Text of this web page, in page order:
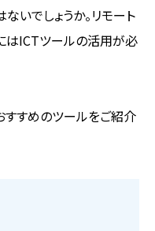
いでしょうか。リモート
はICTツールの活用が必
すすめのツールをご紹介